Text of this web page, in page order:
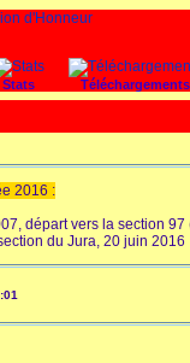
Stats Téléchargements
2016 :
départ vers la section 97
du Jura, 20 juin 2016